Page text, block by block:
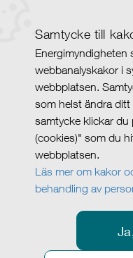
Samtycke till
Energimyndigheten
webbanalyskakor i
webbplatsen.
som helst ändra ditt
samtycke klickar du
(cookies)" som du
webbplatsen.
Läs mer om kakor
behandling av